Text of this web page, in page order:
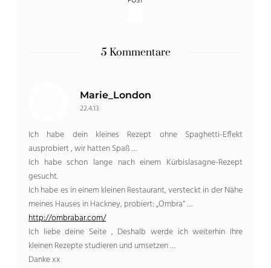
5 Kommentare
Marie_London
22.4.13
Ich habe dein kleines Rezept ohne Spaghetti-Effekt
ausprobiert , wir hatten Spaß …
Ich habe schon lange nach einem Kürbislasagne-Rezept
gesucht.
Ich habe es in einem kleinen Restaurant, versteckt in der Nähe
meines Hauses in Hackney, probiert: „Ombra“ …
http://ombrabar.com/
Ich liebe deine Seite , Deshalb werde ich weiterhin Ihre
kleinen Rezepte studieren und umsetzen …
Danke xx